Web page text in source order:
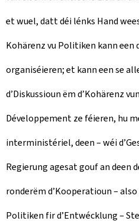
et wuel, datt déi lénks Hand
Kohärenz vu Politiken kann
organiséieren; et kann een se
d’Diskussioun ëm d’Kohärenz
Développement ze féieren, hu
interministériel, deen – wéi
Regierung agesat gouf an deen
ronderëm d’Kooperatioun –
Politiken fir d’Entwécklung –